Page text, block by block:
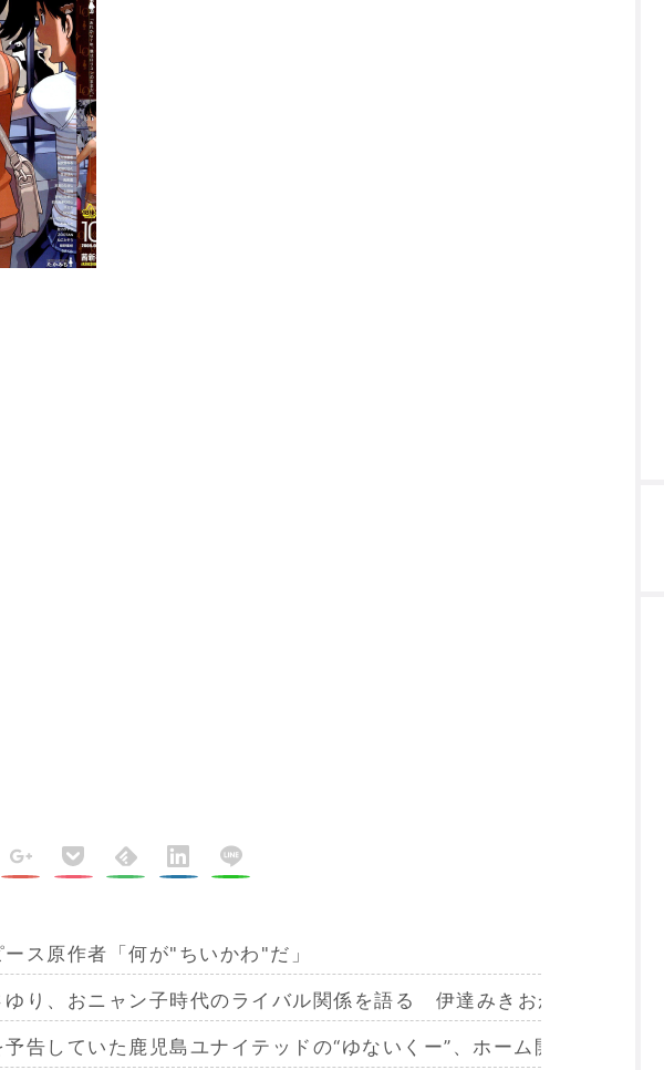
ース原作者「何が"ちいかわ"だ」
ゆり、おニャン子時代のライバル関係を語る 伊達みきおが「たとえば
予告していた鹿児島ユナイテッドの“ゆないくー”、ホーム開幕戦に新